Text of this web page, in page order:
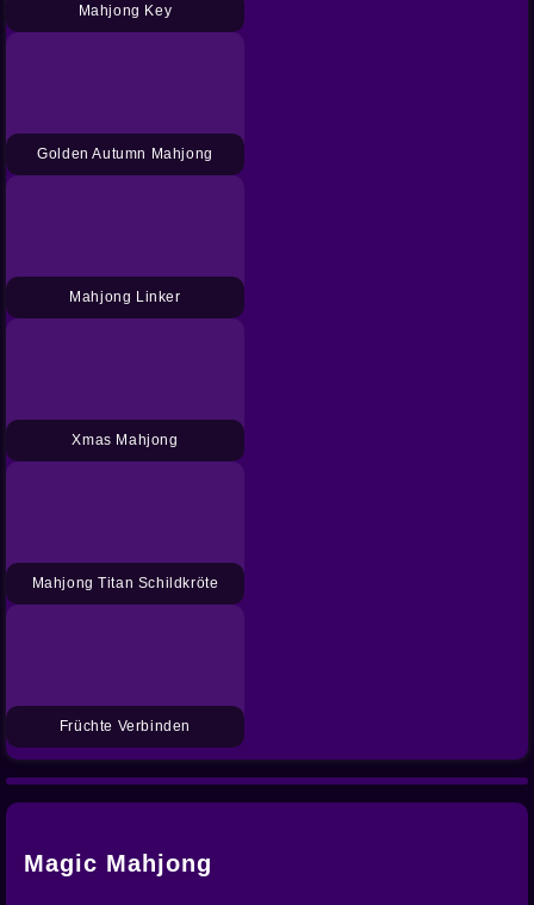
Mahjong Key
Golden Autumn Mahjong
Mahjong Linker
Xmas Mahjong
Mahjong Titan Schildkröte
Früchte Verbinden
Magic Mahjong